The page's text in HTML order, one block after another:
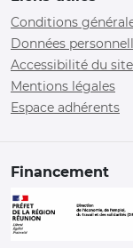
Conditions
Données
Accessibilité du site
Mentions légales
Espace adhérents
Financement